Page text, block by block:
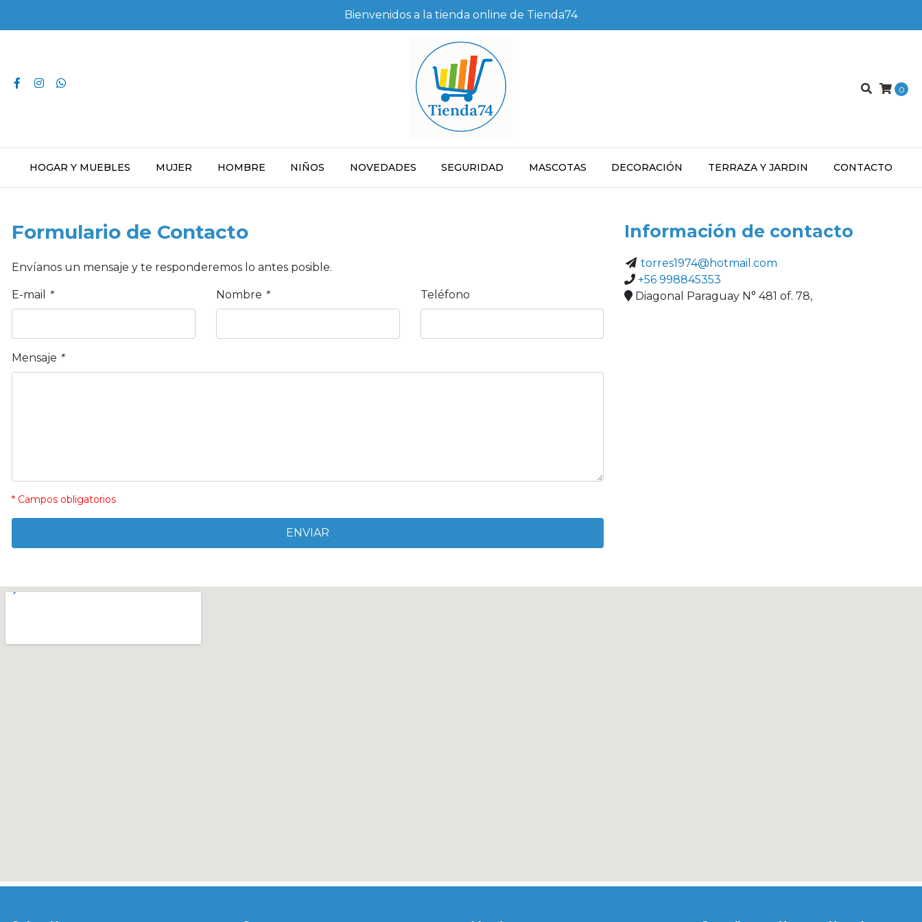
Bienvenidos a la tienda online de Tienda74
0
HOGAR Y MUEBLES MUJER HOMBRE NIÑOS NOVEDADES SEGURIDAD MASCOTAS DECORACIÓN TERRAZA Y JARDIN CONTACTO
Formulario de Contacto
Envíanos un mensaje y te responderemos lo antes posible.
E-mail * Nombre * Teléfono
Mensaje *
* Campos obligatorios
Información de contacto
torres1974@hotmail.com
+56 998845353
Diagonal Paraguay N° 481 of. 78,